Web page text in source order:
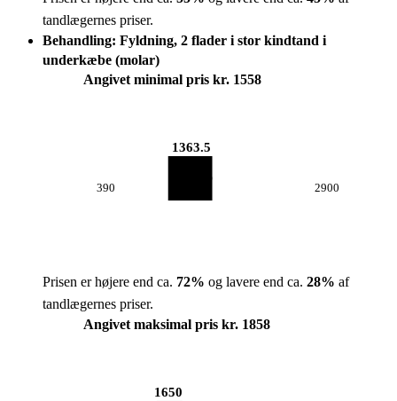
tandlægernes priser.
Behandling: Fyldning, 2 flader i stor kindtand i
underkæbe (molar)
Angivet minimal pris kr. 1558
390
1363.5
2900
Prisen er højere end ca. 72% og lavere end ca. 28% af
tandlægernes priser.
Angivet maksimal pris kr. 1858
1650